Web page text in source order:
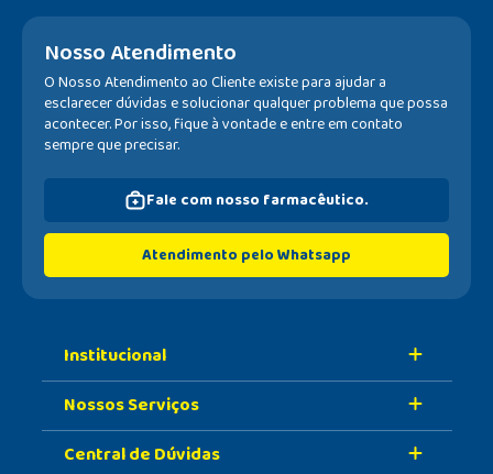
Nosso Atendimento
O Nosso Atendimento ao Cliente existe para ajudar a
esclarecer dúvidas e solucionar qualquer problema que possa
acontecer. Por isso, fique à vontade e entre em contato
sempre que precisar.
Fale com nosso farmacêutico.
Atendimento pelo Whatsapp
Institucional
Sobre A Nossa Drogaria
Nossa História
Nossos Serviços
Retire Na Loja
Central de Dúvidas